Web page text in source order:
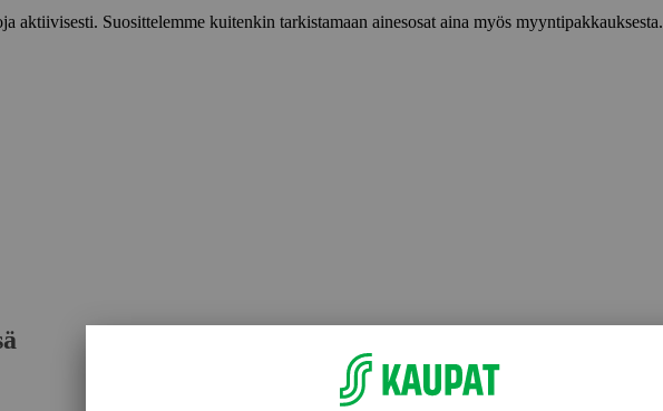
aktiivisesti. Suosittelemme kuitenkin tarkistamaan ainesosat aina myös myyntipakkauksesta.